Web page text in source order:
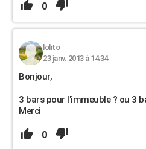
0
lolito
23 janv. 2013 à 14:34
Bonjour,
3 bars pour l'immeuble ? ou 3
Merci
0